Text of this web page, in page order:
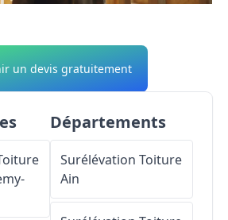
un devis gratuitement
Départements
Surélévation Toiture
Ain